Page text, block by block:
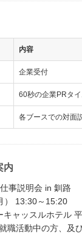
内容
企業受付
60秒の企業PRタ
各ブースでの対面
内
事説明会 in 釧路
） 13:30～15:20
ャッスルホテル
職活動中の方、及